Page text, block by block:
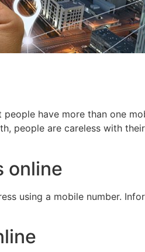
have more than one
people are careless with
online
using a mobile number.